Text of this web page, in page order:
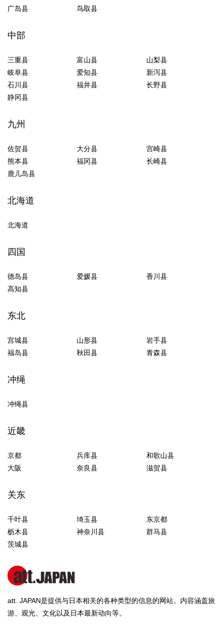
广岛县
鸟取县
中部
三重县 富山县
山梨县
岐阜县
爱知县
新泻县
石川县
福井县
长野县
静冈县
九州
佐贺县 大分县
宫崎县
熊本县
福冈县
长崎县
鹿儿岛县
北海道
北海道
四国
德岛县 爱媛县
香川县
高知县
东北
宫城县 山形县
岩手县
福岛县
秋田县 青森县
冲绳
冲绳县
近畿
京都 兵库县
和歌山县
大阪
奈良县 滋贺县
关东
千叶县 埼玉县
东京都
枥木县
神奈川县
群马县
茨城县
att. JAPAN是提供与日本相关的各种类型的信息的网站。内容涵盖旅
游、观光、文化以及日本最新动向等。